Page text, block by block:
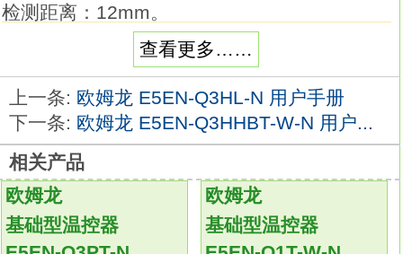
检测距离：12mm。
输出形式：直流2线式（有极性）。
动作模式：NO。
食品、饮料行业最适用的接近传感器。
SUS316L本体、IP69K、高温使用环境、耐清
洗剂性能欧姆龙E5EN-Q3HHT-N用户手册。
清洗剂的耐抗性、防锈性能的增强。可在120
度以下使用E5EN-Q3HHT-N
有关食品行业具有代表性的清洗剂、杀菌剂的
耐抗性的确保。高性价比的标准型接近传感
查看更多……
上一条: 欧姆龙 E5EN-Q3HL-N 用户手册
下一条: 欧姆龙 E5EN-Q3HHBT-W-N 用户...
相关产品
欧姆龙
基础型温控器
欧姆龙
基础型温控器